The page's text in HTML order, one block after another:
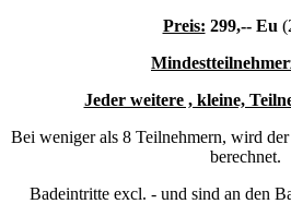
Preis: 299,-- Eu
Jeder weitere , kleine,
Bei weniger als 8 Teilnehmern, wird
berechnet.
Badeintritte excl. - und sind an den